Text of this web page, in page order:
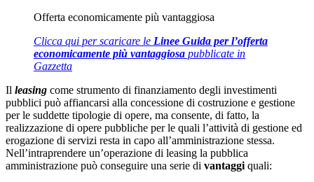
Offerta economicamente più vantaggiosa
Clicca qui per scaricare le Linee Guida per l’offerta
economicamente più vantaggiosa pubblicate in
Gazzetta
Il leasing come strumento di finanziamento degli investimenti
pubblici può affiancarsi alla concessione di costruzione e gestione
per le suddette tipologie di opere, ma consente, di fatto, la
realizzazione di opere pubbliche per le quali l’attività di gestione ed
erogazione di servizi resta in capo all’amministrazione stessa.
Nell’intraprendere un’operazione di leasing la pubblica
amministrazione può conseguire una serie di vantaggi quali: